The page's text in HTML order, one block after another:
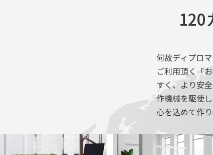
120
何故ディプロ
ご利用頂く「
すく、より安
作機械を駆使
心を込めて作り